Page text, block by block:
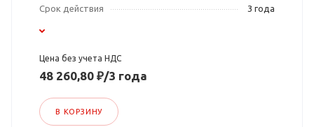
Срок действия
3 года
Цена без учета НДС
48 260,80 ₽/3 года
В КОРЗИНУ